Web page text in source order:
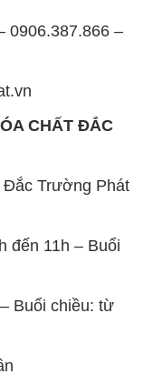
0906.387.866 –
CHẤT ĐẮC
Đắc Trường Phát
đến 11h – Buổi
Buổi chiều: từ